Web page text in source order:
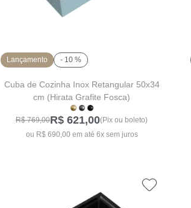
Lançamento - 10 %
Cuba de Cozinha Inox Retangular 50x34
cm (Hirata Grafite Fosca)
R$ 769,00R$ 621,00(Pix ou boleto)
ou R$ 690,00 em até 6x sem juros